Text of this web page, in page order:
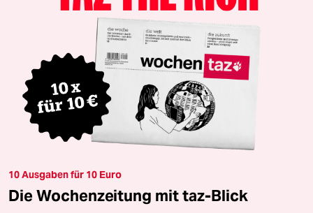
10 Ausgaben für 10 Euro
Die Wochenzeitung mit taz-Blick